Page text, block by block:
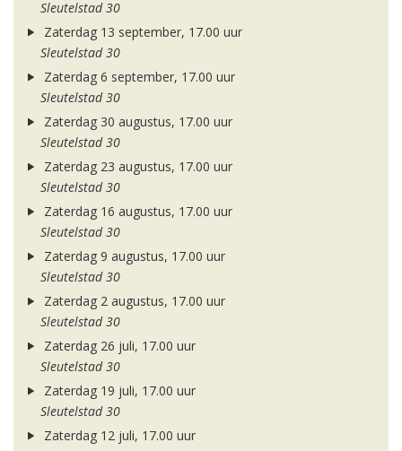
Sleutelstad 30
Zaterdag 13 september, 17.00 uur
Sleutelstad 30
Zaterdag 6 september, 17.00 uur
Sleutelstad 30
Zaterdag 30 augustus, 17.00 uur
Sleutelstad 30
Zaterdag 23 augustus, 17.00 uur
Sleutelstad 30
Zaterdag 16 augustus, 17.00 uur
Sleutelstad 30
Zaterdag 9 augustus, 17.00 uur
Sleutelstad 30
Zaterdag 2 augustus, 17.00 uur
Sleutelstad 30
Zaterdag 26 juli, 17.00 uur
Sleutelstad 30
Zaterdag 19 juli, 17.00 uur
Sleutelstad 30
Zaterdag 12 juli, 17.00 uur